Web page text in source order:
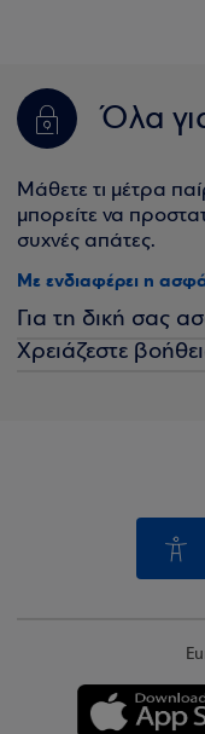
Όλα
Μάθετε τι μέτρα
μπορείτε να
συχνές απάτες.
Με ενδιαφέρει η
Για τη δική σας
Χρειάζεστε